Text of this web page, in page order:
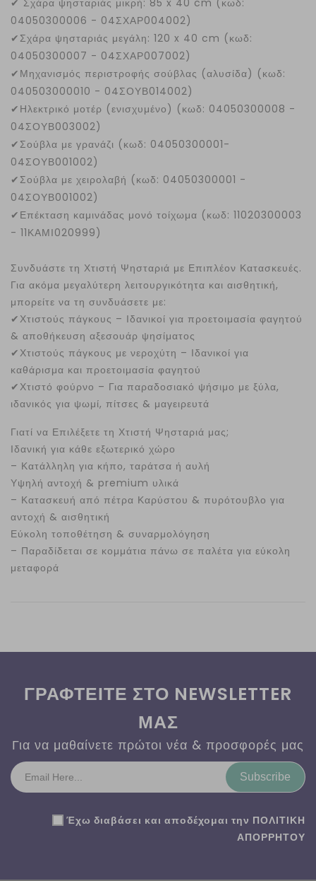
✔ Σχάρα ψησταριάς μικρή: 85 x 40 cm (κωδ:
04050300006 - 04ΣΧΑΡ004002)
✔ Σχάρα ψησταριάς μεγάλη: 120 x 40 cm (κωδ:
04050300007 - 04ΣΧΑΡ007002)
✔ Μηχανισμός περιστροφής σούβλας (αλυσίδα) (κωδ:
040503000010 - 04ΣΟΥΒ014002)
✔ Ηλεκτρικό μοτέρ (ενισχυμένο) (κωδ: 04050300008 -
04ΣΟΥΒ003002)
✔ Σούβλα με γρανάζι (κωδ: 04050300001-
04ΣΟΥΒ001002)
✔ Σούβλα με χειρολαβή (κωδ: 04050300001 -
04ΣΟΥΒ001002)
✔ Επέκταση καμινάδας μονό τοίχωμα (κωδ: 11020300003
- 11ΚΑΜΙ020999)
Συνδυάστε τη Χτιστή Ψησταριά με Επιπλέον Κατασκευές.
Για ακόμα μεγαλύτερη λειτουργικότητα και αισθητική,
μπορείτε να τη συνδυάσετε με:
✔Χτιστούς πάγκους – Ιδανικοί για προετοιμασία φαγητού
& αποθήκευση αξεσουάρ ψησίματος
✔Χτιστούς πάγκους με νεροχύτη – Ιδανικοί για
καθάρισμα και προετοιμασία φαγητού
✔Χτιστό φούρνο – Για παραδοσιακό ψήσιμο με ξύλα,
ιδανικός για ψωμί, πίτσες & μαγειρευτά
Γιατί να Επιλέξετε τη Χτιστή Ψησταριά μας;
Ιδανική για κάθε εξωτερικό χώρο
– Κατάλληλη για κήπο, ταράτσα ή αυλή
Υψηλή αντοχή & premium υλικά
– Κατασκευή από πέτρα Καρύστου & πυρότουβλο για
αντοχή & αισθητική
Εύκολη τοποθέτηση & συναρμολόγηση
– Παραδίδεται σε κομμάτια πάνω σε παλέτα για εύκολη
μεταφορά
ΓΡΑΦΤΕΙΤΕ ΣΤΟ NEWSLETTER
ΜΑΣ
Για να μαθαίνετε πρώτοι νέα & προσφορές μας
Subscribe
Έχω διαβάσει και αποδέχομαι την ΠΟΛΙΤΙΚΗ
ΑΠΟΡΡΗΤΟΥ